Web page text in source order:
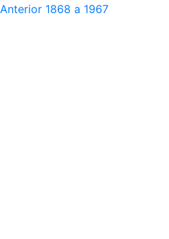
Anterior 1868 a 1967